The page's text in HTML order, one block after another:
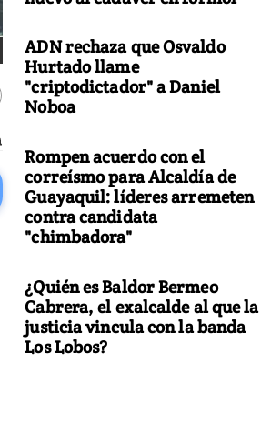
ADN rechaza que Osvaldo
Hurtado llame
"criptodictador" a Daniel
Noboa
Rompen acuerdo con el
correísmo para Alcaldía de
Guayaquil: líderes arremeten
contra candidata
"chimbadora"
¿Quién es Baldor Bermeo
Cabrera, el exalcalde al que la
justicia vincula con la banda
Los Lobos?